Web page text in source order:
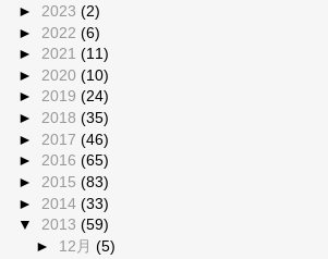
► 2023 (2)
► 2022 (6)
► 2021 (11)
► 2020 (10)
► 2019 (24)
► 2018 (35)
► 2017 (46)
► 2016 (65)
► 2015 (83)
► 2014 (33)
▼ 2013 (59)
► 12月(5)